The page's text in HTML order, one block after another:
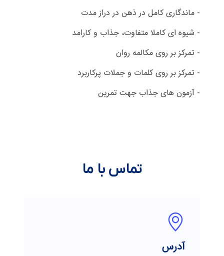
- ماندگاری کامل در ذهن در دراز مدت
- شیوه ای کاملا متفاوت، جذاب و کارامد
- تمرکز بر روی مکالمه روان
- تمرکز بر روی کلمات و جملات پرکاربرد
- آزمون های جذاب جهت تمرین
تماس با ما
آدرس